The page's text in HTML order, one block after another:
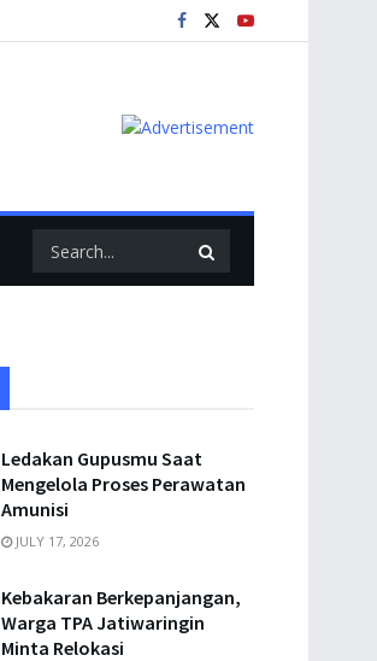
Ledakan Gupusmu Saat
Mengelola Proses Perawatan
Amunisi
JULY 17, 2026
Kebakaran Berkepanjangan,
Warga TPA Jatiwaringin
Minta Relokasi